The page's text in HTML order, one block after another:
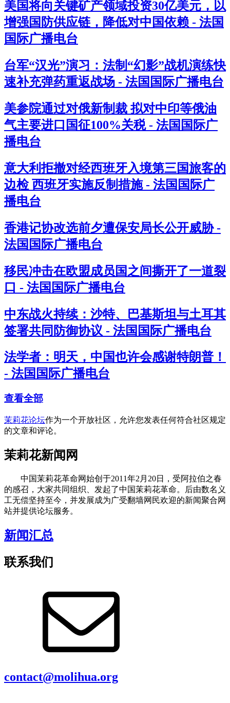
美国将向关键矿产领域投资30亿美元，以
增强国防供应链，降低对中国依赖 - 法国
国际广播电台
台军“汉光”演习：法制“幻影”战机演练快
速补充弹药重返战场 - 法国国际广播电台
美参院通过对俄新制裁 拟对中印等俄油
气主要进口国征100%关税 - 法国国际广
播电台
意大利拒撤对经西班牙入境第三国旅客的
边检 西班牙实施反制措施 - 法国国际广
播电台
香港记协改选前夕遭保安局长公开威胁 -
法国国际广播电台
移民冲击在欧盟成员国之间撕开了一道裂
口 - 法国国际广播电台
中东战火持续：沙特、巴基斯坦与土耳其
签署共同防御协议 - 法国国际广播电台
法学者：明天，中国也许会感谢特朗普！
- 法国国际广播电台
查看全部
茉莉花论坛作为一个开放社区，允许您发表任何符合社区规定
的文章和评论。
茉莉花新闻网
中国茉莉花革命网始创于2011年2月20日，受阿拉伯之春
的感召，大家共同组织、发起了中国茉莉花革命。后由数名义
工无偿坚持至今，并发展成为广受翻墙网民欢迎的新闻聚合网
站并提供论坛服务。
新闻汇总
联系我们
contact@molihua.org